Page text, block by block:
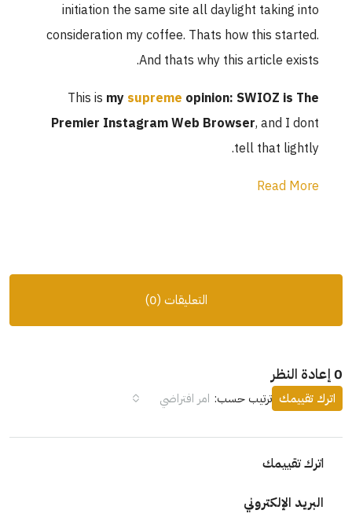
initiation the same site all daylight taking into
consideration my coffee. Thats how this started.
And thats why this article exists.
This ismysupremeopinion: SWIOZ is The
Premier Instagram Web Browser , and I dont
tell that lightly.
Read More
التعليقات (0)
0 إعادة النظر
ترتيب حسب: امر افتراضي اترك تقييمك
اترك تقييمك
البريد الإلكتروني